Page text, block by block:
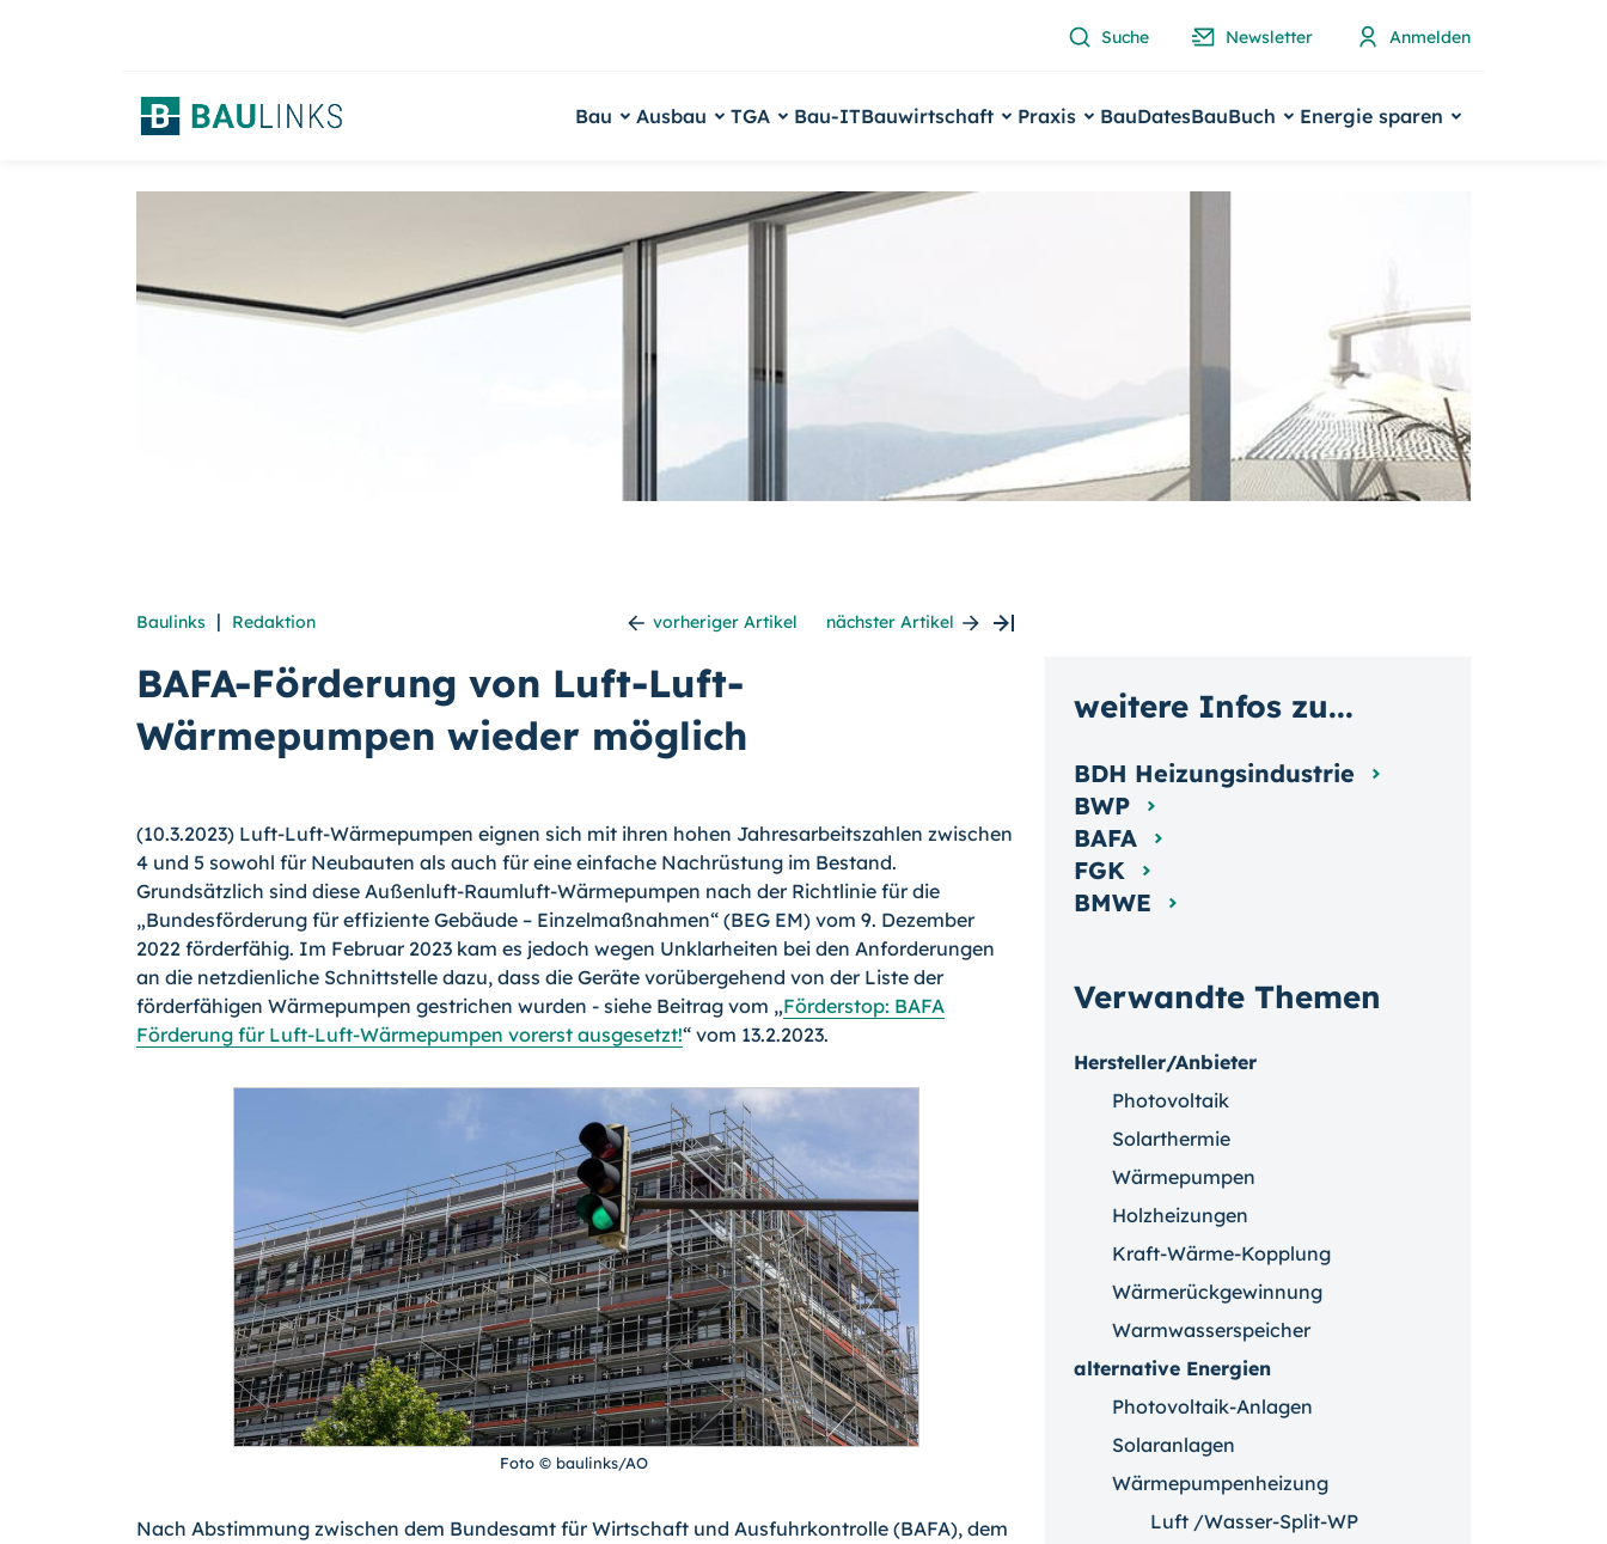
Suche Newsletter Anmelden
Bau Ausbau TGA Bau-ITBauwirtschaft Praxis BauDatesBauBuch Energie sparen
Baulinks | Redaktion vorheriger Artikel nächster Artikel
BAFA-Förderung von Luft-Luft-
Wärmepumpen wieder möglich
(10.3.2023) Luft-Luft-Wärmepumpen eignen sich mit ihren hohen Jahresarbeitszahlen zwischen
4 und 5 sowohl für Neubauten als auch für eine einfache Nachrüstung im Bestand.
Grundsätzlich sind diese Außenluft-Raumluft-Wärmepumpen nach der Richtlinie für die
„Bundesförderung für effiziente Gebäude – Einzelmaßnahmen“ (BEG EM) vom 9. Dezember
2022 förderfähig. Im Februar 2023 kam es jedoch wegen Unklarheiten bei den Anforderungen
an die netzdienliche Schnittstelle dazu, dass die Geräte vorübergehend von der Liste der
förderfähigen Wärmepumpen gestrichen wurden - siehe Beitrag vom „Förderstop: BAFA
Förderung für Luft-Luft-Wärmepumpen vorerst ausgesetzt!“ vom 13.2.2023.
Foto © baulinks/AO
Nach Abstimmung zwischen dem Bundesamt für Wirtschaft und Ausfuhrkontrolle (BAFA), dem
Verwandte Themen
Hersteller/Anbieter
Photovoltaik
Solarthermie
Wärmepumpen
Holzheizungen
Kraft-Wärme-Kopplung
Wärmerückgewinnung
Warmwasserspeicher
alternative Energien
Photovoltaik-Anlagen
Solaranlagen
Wärmepumpenheizung
Luft /Wasser-Split-WP
weitere Infos zu...
BDH Heizungsindustrie
BWP
BAFA
FGK
BMWE